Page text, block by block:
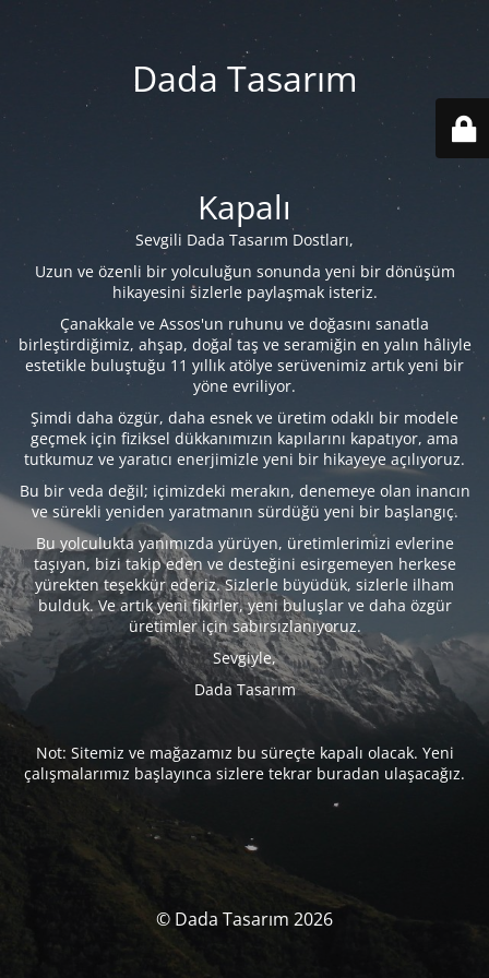
Dada Tasarım
Kapalı
Sevgili Dada Tasarım Dostları,
Uzun ve özenli bir yolculuğun sonunda yeni bir dönüşüm
hikayesini sizlerle paylaşmak isteriz.
Çanakkale ve Assos'un ruhunu ve doğasını sanatla
birleştirdiğimiz, ahşap, doğal taş ve seramiğin en yalın hâliyle
estetikle buluştuğu 11 yıllık atölye serüvenimiz artık yeni bir
yöne evriliyor.
Şimdi daha özgür, daha esnek ve üretim odaklı bir modele
geçmek için fiziksel dükkanımızın kapılarını kapatıyor, ama
tutkumuz ve yaratıcı enerjimizle yeni bir hikayeye açılıyoruz.
Bu bir veda değil; içimizdeki merakın, denemeye olan inancın
ve sürekli yeniden yaratmanın sürdüğü yeni bir başlangıç.
Bu yolculukta yanımızda yürüyen, üretimlerimizi evlerine
taşıyan, bizi takip eden ve desteğini esirgemeyen herkese
yürekten teşekkür ederiz. Sizlerle büyüdük, sizlerle ilham
bulduk. Ve artık yeni fikirler, yeni buluşlar ve daha özgür
üretimler için sabırsızlanıyoruz.
Sevgiyle,
Dada Tasarım
Not: Sitemiz ve mağazamız bu süreçte kapalı olacak. Yeni
çalışmalarımız başlayınca sizlere tekrar buradan ulaşacağız.
© Dada Tasarım 2026